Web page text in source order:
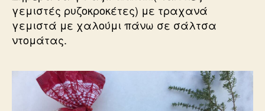
γεμιστές ρυζοκροκέτες) με τραχανά
γεμιστά με χαλούμι πάνω σε σάλτσα
ντομάτας.